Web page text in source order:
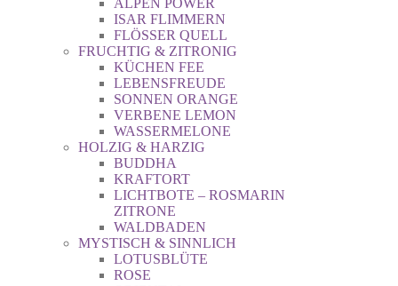
ALPEN POWER
ISAR FLIMMERN
FLÖSSER QUELL
FRUCHTIG & ZITRONIG
KÜCHEN FEE
LEBENSFREUDE
SONNEN ORANGE
VERBENE LEMON
WASSERMELONE
HOLZIG & HARZIG
BUDDHA
KRAFTORT
LICHTBOTE – ROSMARIN
ZITRONE
WALDBADEN
MYSTISCH & SINNLICH
LOTUSBLÜTE
ROSE